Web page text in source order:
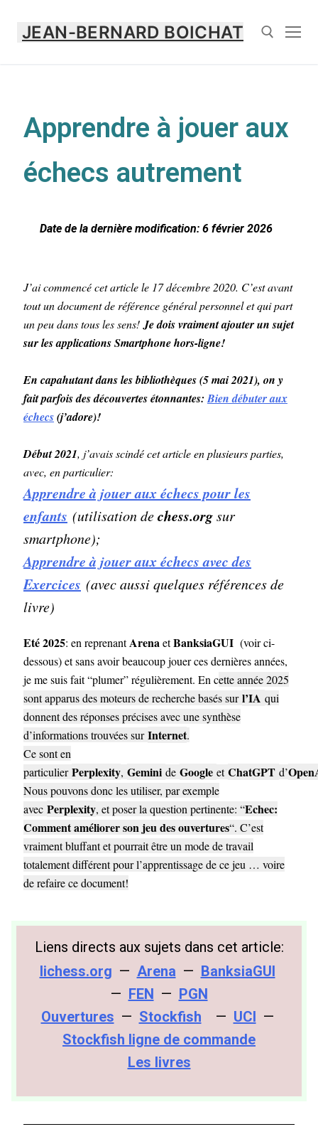
JEAN-BERNARD BOICHAT
Apprendre à jouer aux
échecs autrement
Date de la dernière modification: 6 février 2026
J’ai commencé cet article le 17 décembre 2020. C’est avant
tout un document de référence général personnel et qui part
un peu dans tous les sens!Je dois vraiment ajouter un sujet
sur les applications Smartphone hors-ligne!
En capahutant dans les bibliothèques (5 mai 2021), on y
fait parfois des découvertes étonnantes:Bien débuter aux
échecs(j’adore)!
Début 2021, j’avais scindé cet article en plusieurs parties,
avec, en particulier:
Apprendre à jouer aux échecs pour les
enfants (utilisation dechess.orgsur
smartphone);
Apprendre à jouer aux échecs avec des
Exercices (avec aussi quelques références de
livre)
Eté 2025: en reprenantArenaetBanksiaGUI (voir ci-
dessous) et sans avoir beaucoup jouer ces dernières années,
je me suis fait “plumer” régulièrement. En cette année 2025
sont apparus des moteurs de recherche basés surl’IA qui
donnent des réponses précises avec une synthèse
d’informations trouvées surInternet.
Ce sont en
particulierPerplexity, Gemini de Google etChatGPT d’
Nous pouvons donc les utiliser, par exemple
avec Perplexity, et poser la question pertinente: “Echec:
Comment améliorer son jeu des ouvertures“. C’est
vraiment bluffant et pourrait être un mode de travail
totalement différent pour l’apprentissage de ce jeu … voire
de refaire ce document!
Liens directs aux sujets dans cet article:
lichess.org — Arena — BanksiaGUI
— FEN — PGN
Ouvertures — Stockfish — UCI —
Stockfish ligne de commande
Les livres